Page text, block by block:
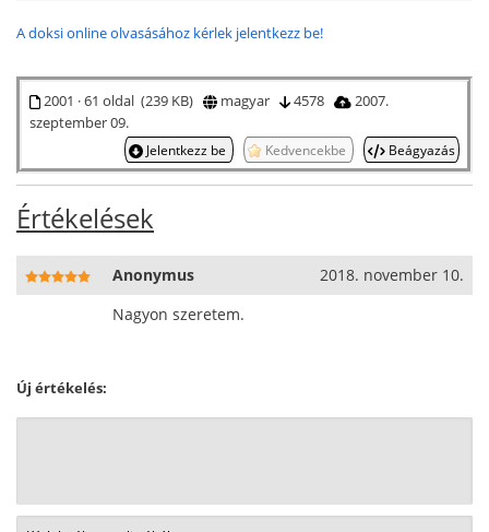
A doksi online olvasásához kérlek jelentkezz be!
2001 · 61 oldal (239 KB) magyar 4578
2007.
szeptember 09.
Jelentkezz be Kedvencekbe Beágyazás
Értékelések
Anonymus
2018. november 10.
Nagyon szeretem.
Új értékelés: